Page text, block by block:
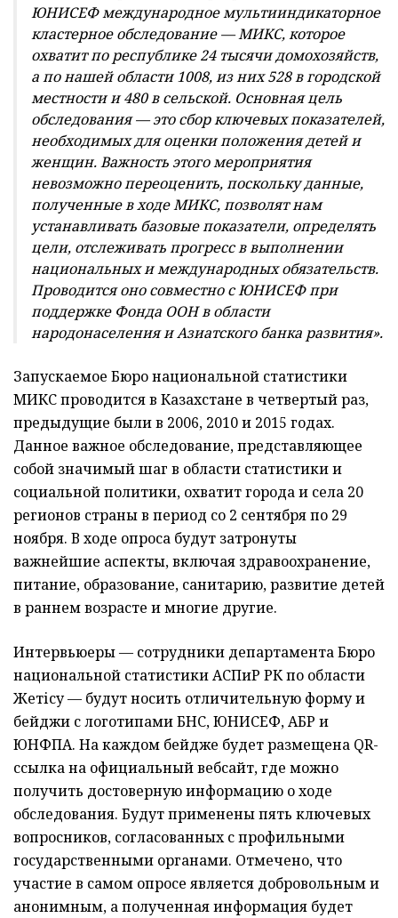
ЮНИСЕФ международное мультииндикаторное
кластерное обследование — МИКС, которое
охватит по республике 24 тысячи домохозяйств,
а по нашей области 1008, из них 528 в городской
местности и 480 в сельской. Основная цель
обследования — это сбор ключевых показателей,
необходимых для оценки положения детей и
женщин. Важность этого мероприятия
невозможно переоценить, поскольку данные,
полученные в ходе МИКС, позволят нам
устанавливать базовые показатели, определять
цели, отслеживать прогресс в выполнении
национальных и международных обязательств.
Проводится оно совместно с ЮНИСЕФ при
поддержке Фонда ООН в области
народонаселения и Азиатского банка развития».
Запускаемое Бюро национальной статистики
МИКС проводится в Казахстане в четвертый раз,
предыдущие были в 2006, 2010 и 2015 годах.
Данное важное обследование, представляющее
собой значимый шаг в области статистики и
социальной политики, охватит города и села 20
регионов страны в период со 2 сентября по 29
ноября. В ходе опроса будут затронуты
важнейшие аспекты, включая здравоохранение,
питание, образование, санитарию, развитие детей
в раннем возрасте и многие другие.
Интервьюеры — сотрудники департамента Бюро
национальной статистики АСПиР РК по области
Жетісу — будут носить отличительную форму и
бейджи с логотипами БНС, ЮНИСЕФ, АБР и
ЮНФПА. На каждом бейдже будет размещена QR-
ссылка на официальный вебсайт, где можно
получить достоверную информацию о ходе
обследования. Будут применены пять ключевых
вопросников, согласованных с профильными
государственными органами. Отмечено, что
участие в самом опросе является добровольным и
анонимным, а полученная информация будет